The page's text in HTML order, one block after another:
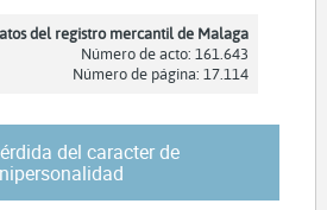
del registro mercantil de Malaga
Número de acto: 161.643
Número de página: 17.114
del caracter de